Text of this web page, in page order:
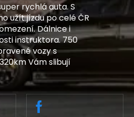
rychlá auta. S
užít jízdu po celé ČR
Dálnice i
instruktora. 750
vozy s
Vám slibují